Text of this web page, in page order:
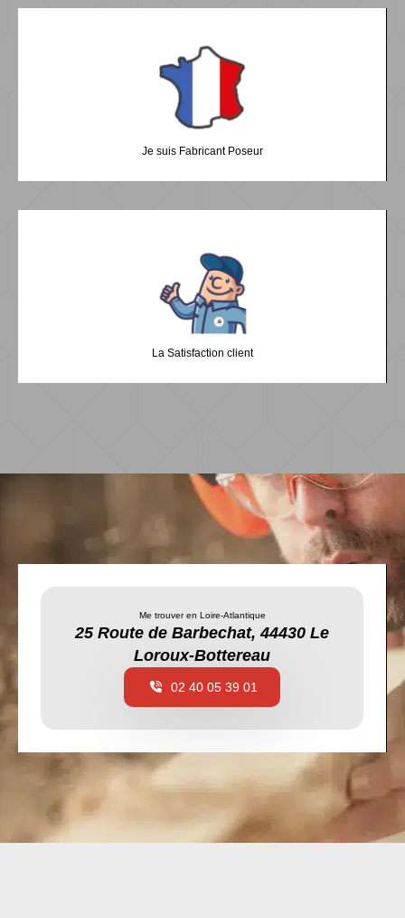
Je suis Fabricant Poseur
La Satisfaction client
Me trouver en Loire-Atlantique
25 Route de Barbechat, 44430 Le
Loroux-Bottereau
02 40 05 39 01